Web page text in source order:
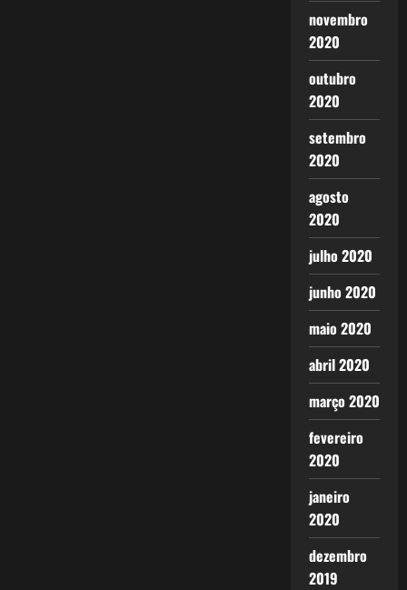
novembro
2020
outubro
2020
setembro
2020
agosto
2020
julho 2020
junho 2020
maio 2020
abril 2020
março 2020
fevereiro
2020
janeiro
2020
dezembro
2019